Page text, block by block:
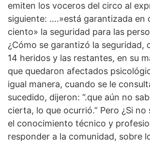
emiten los voceros del circo al
siguiente: ….»está garantizada en
ciento» la seguridad para las
¿Cómo se garantizó la seguridad,
14 heridos y las restantes, en su
que quedaron afectados
igual manera, cuando se le
sucedido, dijeron: “.que aún no
cierta, lo que ocurrió.” Pero ¿Si
el conocimiento técnico y
responder a la comunidad, sobre